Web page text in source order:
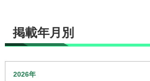
掲載年月別
2026年